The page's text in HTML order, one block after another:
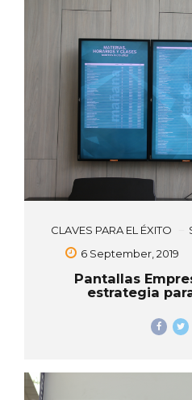
servicio, de una manera más
interactiva. Además de mostrar
más
CLAVES PARA EL ÉXITO
6 September, 2019
Pantallas
estrategia